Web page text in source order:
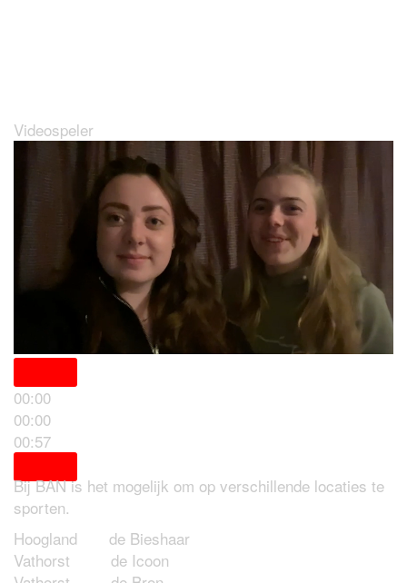
Videospeler
00:00
00:00
00:57
Bij BAN is het mogelijk om op verschillende locaties te
sporten.
Hoogland de Bieshaar
Vathorst de Icoon